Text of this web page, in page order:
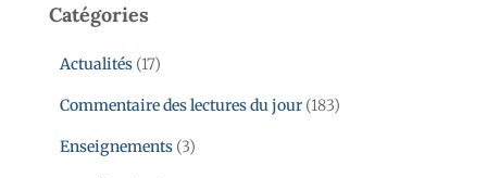
Catégories
Actualités (17)
Commentaire des lectures du jour (183)
Enseignements (3)